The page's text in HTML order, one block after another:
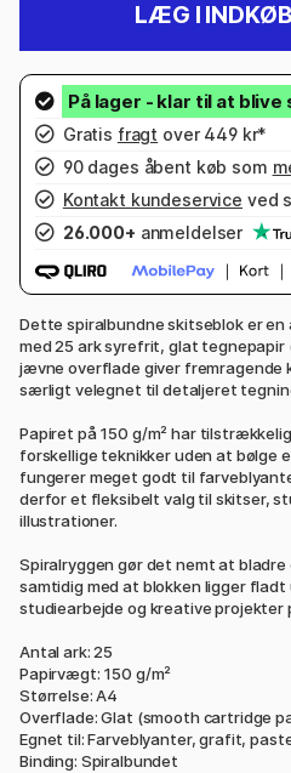
LÆG I
Gratis fragt over 449 kr*
90 dages åbent køb som
Kontakt kundeservice ved
26.000+ anmeldelser
Dette spiralbundne skitseblok er
med 25 ark syrefrit, glat tegnepapir
jævne overflade giver fremragende
særligt velegnet til detaljeret
Papiret på 150 g/m² har
forskellige teknikker uden at bølge
fungerer meget godt til
derfor et fleksibelt valg til skitser,
illustrationer.
Spiralryggen gør det nemt at bladre
samtidig med at blokken ligger
studiearbejde og kreative projekter
Antal ark: 25
Papirvægt: 150 g/m²
Størrelse: A4
Overflade: Glat (smooth cartridge
Egnet til: Farveblyanter, grafit,
Binding: Spiralbundet